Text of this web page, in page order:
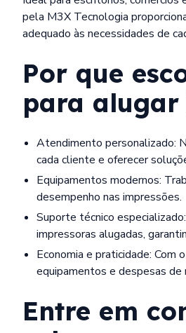
pela M3X Tecnologia
adequado às necessidades de
Por que
para alugar
Atendimento personalizado: Nossa equipe está sempre pronta para entender as necessidades de
cada cliente e oferecer
Equipamentos modernos: Trabalhamos com as melhores marcas do mercado, garantindo qualidade e
desempenho nas impressões.
Suporte técnico especializado: Estamos disponíveis para auxiliar em qualquer questão relacionada às
impressoras alugadas,
Economia e praticidade: Com o aluguel de impressoras, você evita gastos excessivos com a compra de
equipamentos e despesas de
Entre em